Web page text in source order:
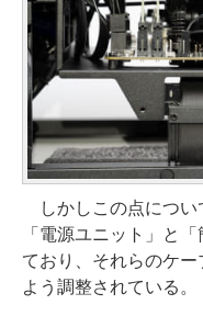
しかしこの点につい
「電源ユニット」と
ており、それらのケ
よう調整されている。